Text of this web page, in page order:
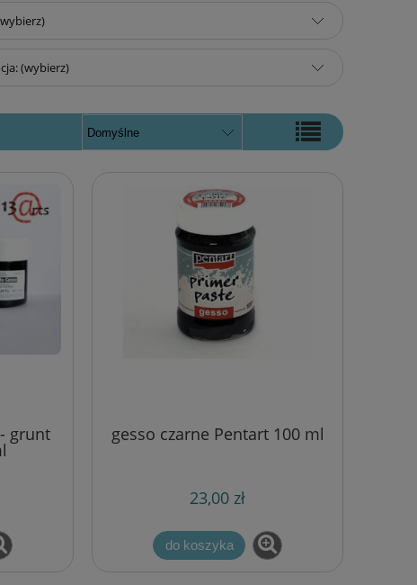
(wybierz)
grunt gesso czarne Pentart 100 ml
23,00 zł
do koszyka